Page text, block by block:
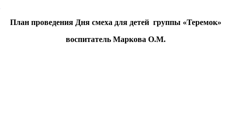
План проведения Дня смеха для детей группы «Теремок»
воспитатель Маркова О.М.